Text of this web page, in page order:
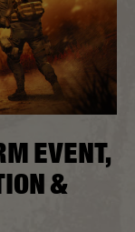
EVENT,
&